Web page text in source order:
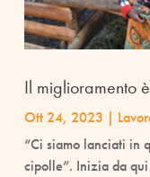
Il miglioramento
Ott 24, 2023 |
“Ci siamo lanciati in
cipolle”. Inizia da